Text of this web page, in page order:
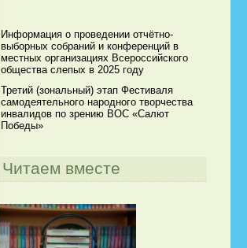
Информация о проведении отчётно-
выборных собраний и конференций в
местных организациях Всероссийского
общества слепых в 2025 году
Третий (зональный) этап Фестиваля
самодеятельного народного творчества
инвалидов по зрению ВОС «Салют
Победы»
Читаем вместе